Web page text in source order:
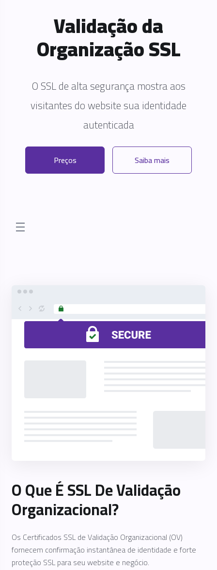
Validação da
Organização SSL
O SSL de alta segurança mostra aos
visitantes do website sua identidade
autenticada
Preços Saiba mais
store.toggleNav
O Que É SSL De Validação
Organizacional?
Os Certificados SSL de Validação Organizacional (OV)
fornecem confirmação instantânea de identidade e forte
proteção SSL para seu website e negócio.